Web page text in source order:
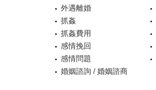
外遇離婚
抓姦
抓姦費用
感情挽回
感情問題
婚姻諮詢 / 婚姻諮商